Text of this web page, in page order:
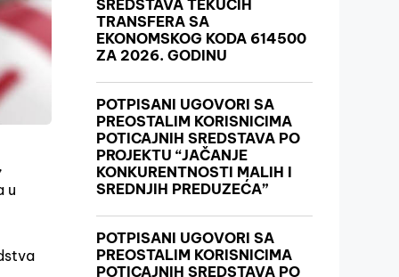
u
SREDSTAVA TEKUĆIH
TRANSFERA SA
EKONOMSKOG KODA 614500
ZA 2026. GODINU
POTPISANI UGOVORI SA
PREOSTALIM KORISNICIMA
POTICAJNIH SREDSTAVA PO
PROJEKTU “JAČANJE
KONKURENTNOSTI MALIH I
SREDNJIH PREDUZEĆA”
POTPISANI UGOVORI SA
PREOSTALIM KORISNICIMA
POTICAJNIH SREDSTAVA PO